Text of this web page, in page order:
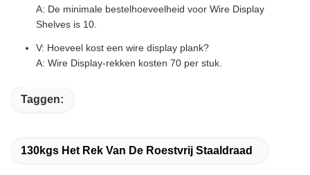
A: De minimale bestelhoeveelheid voor Wire Display
Shelves is 10.
V: Hoeveel kost een wire display plank?
A: Wire Display-rekken kosten 70 per stuk.
Taggen:
130kgs Het Rek Van De Roestvrij Staaldraad